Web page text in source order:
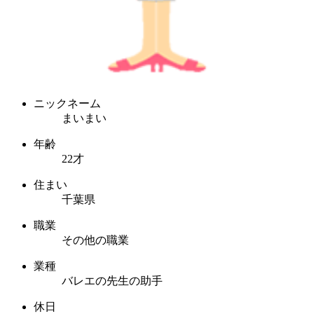
ニックネーム
まいまい
年齢
22才
住まい
千葉県
職業
その他の職業
業種
バレエの先生の助手
休日